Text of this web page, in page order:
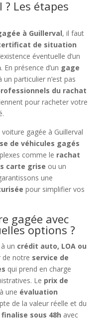
Les étapes
à Guillerval, il faut
de situation
éventuelle d’un
. En présence d’un gage
un particulier n’est pas
du rachat
pour racheter votre
gagée à Guillerval
de véhicules gagés
comme le rachat
carte grise ou un
une
pour simplifier vos
gagée avec
options ?
un crédit auto, LOA ou
de notre service de
qui prend en charge
Le prix de
une évaluation
de la valeur réelle et du
sous 48h avec